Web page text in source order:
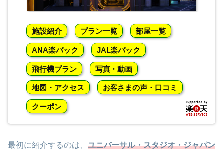
施設紹介 プラン一覧 部屋一覧
ANA楽パック JAL楽パック
飛行機プラン 写真・動画
地図・アクセス お客さまの声・口コミ
クーポン
最初に紹介するのは、 ユニバーサル・スタジオ・ジャパン